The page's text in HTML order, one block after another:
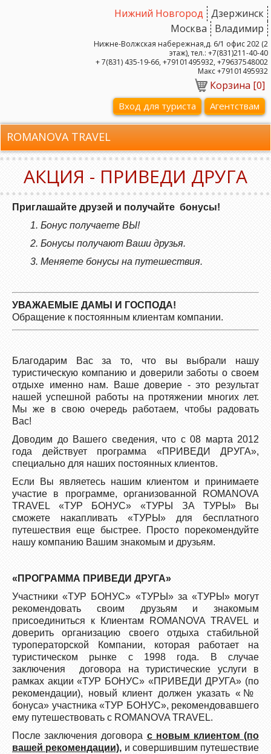
Дзержинск
Нижний Новгород
Владимир
Москва
Нижне-Волжская набережная,д. 6/1 офис 202 (2
этаж), тел.: +7(831)211-40-40
+ 7(831) 435-19-66, +79101495932, +79637548002
Макс +79101495932
Корзина [0]
Вход для туриста Агентствам
ROMANOVA TRAVEL
АКЦИЯ - ПРИВЕДИ ДРУГА
Приглашайте друзей и получайте бонусы!
1. Бонус получаете ВЫ!
2. Бонусы получают Ваши друзья.
3. Меняете бонусы на путешествия.
УВАЖАЕМЫЕ ДАМЫ И ГОСПОДА!
Обращение к постоянным клиентам компании.
Благодарим Вас за то, что вы выбрали нашу
туристическую компанию и доверили заботы о своем
отдыхе именно нам. Ваше доверие - это результат
нашей успешной работы на протяжении многих лет.
Мы же в свою очередь работаем, чтобы радовать
Вас!
Доводим до Вашего сведения, что с 08 марта 2012
года действует программа «ПРИВЕДИ ДРУГА»,
специально для наших постоянных клиентов.
Если Вы являетесь нашим клиентом и принимаете
участие в программе, организованной ROMANOVA
TRAVEL «ТУР БОНУС» «ТУРЫ ЗА ТУРЫ» Вы
сможете накапливать «ТУРЫ» для бесплатного
путешествия еще быстрее. Просто порекомендуйте
нашу компанию Вашим знакомым и друзьям.
«ПРОГРАММА ПРИВЕДИ ДРУГА»
Участники «ТУР БОНУС» «ТУРЫ» за «ТУРЫ» могут
рекомендовать своим друзьям и знакомым
присоединиться к Клиентам ROMANOVA TRAVEL и
доверить организацию своего отдыха стабильной
туроператорской Компании, которая работает на
туристическом рынке с 1998 года. В случае
заключения договора на туристические услуги в
рамках акции «ТУР БОНУС» «ПРИВЕДИ ДРУГА» (по
рекомендации), новый клиент должен указать «№
бонуса» участника «ТУР БОНУС», рекомендовавшего
ему путешествовать с ROMANOVA TRAVEL.
После заключения договора с новым клиентом (по
вашей рекомендации), и совершившим путешествие